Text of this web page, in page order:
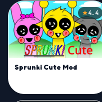
4.4
Sprunki Cute Mod